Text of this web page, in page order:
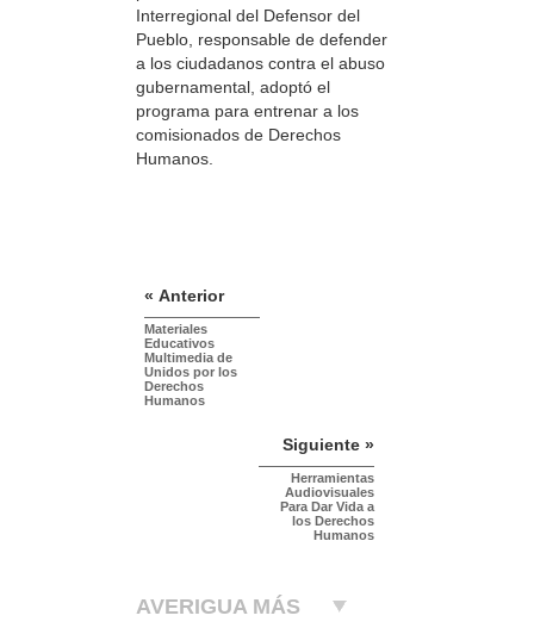
Interregional del Defensor del
Pueblo, responsable de defender
a los ciudadanos contra el abuso
gubernamental, adoptó el
programa para entrenar a los
comisionados de Derechos
Humanos.
« Anterior
Materiales
Educativos
Multimedia de
Unidos por los
Derechos
Humanos
Siguiente »
Herramientas
Audiovisuales
Para Dar Vida a
los Derechos
Humanos
AVERIGUA MÁS